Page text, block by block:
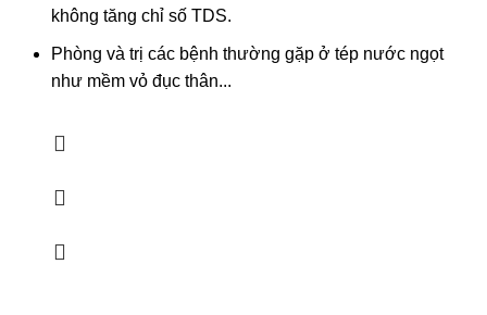
không tăng chỉ số TDS.
Phòng và trị các bệnh thường gặp ở tép nước ngọt
như mềm vỏ đục thân...